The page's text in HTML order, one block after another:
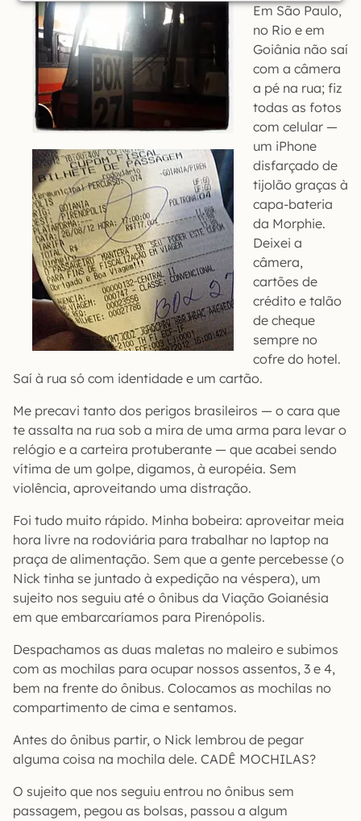
Em São Paulo,
no Rio e em
Goiânia não saí
com a câmera
a pé na rua; fiz
todas as fotos
com celular —
um iPhone
disfarçado de
tijolão graças à
capa-bateria
da Morphie.
Deixei a
câmera,
cartões de
crédito e talão
de cheque
sempre no
cofre do hotel.
Saí à rua só com identidade e um cartão.
Me precavi tanto dos perigos brasileiros — o cara que
te assalta na rua sob a mira de uma arma para levar o
relógio e a carteira protuberante — que acabei sendo
vítima de um golpe, digamos, à européia. Sem
violência, aproveitando uma distração.
Foi tudo muito rápido. Minha bobeira: aproveitar meia
hora livre na rodoviária para trabalhar no laptop na
praça de alimentação. Sem que a gente percebesse (o
Nick tinha se juntado à expedição na véspera), um
sujeito nos seguiu até o ônibus da Viação Goianésia
em que embarcaríamos para Pirenópolis.
Despachamos as duas maletas no maleiro e subimos
com as mochilas para ocupar nossos assentos, 3 e 4,
bem na frente do ônibus. Colocamos as mochilas no
compartimento de cima e sentamos.
Antes do ônibus partir, o Nick lembrou de pegar
alguma coisa na mochila dele. CADÊ MOCHILAS?
O sujeito que nos seguiu entrou no ônibus sem
passagem, pegou as bolsas, passou a algum